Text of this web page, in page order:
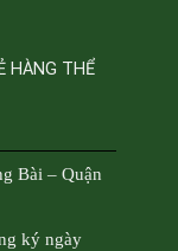
HÀNG THỂ
Bài – Quận
ký ngày